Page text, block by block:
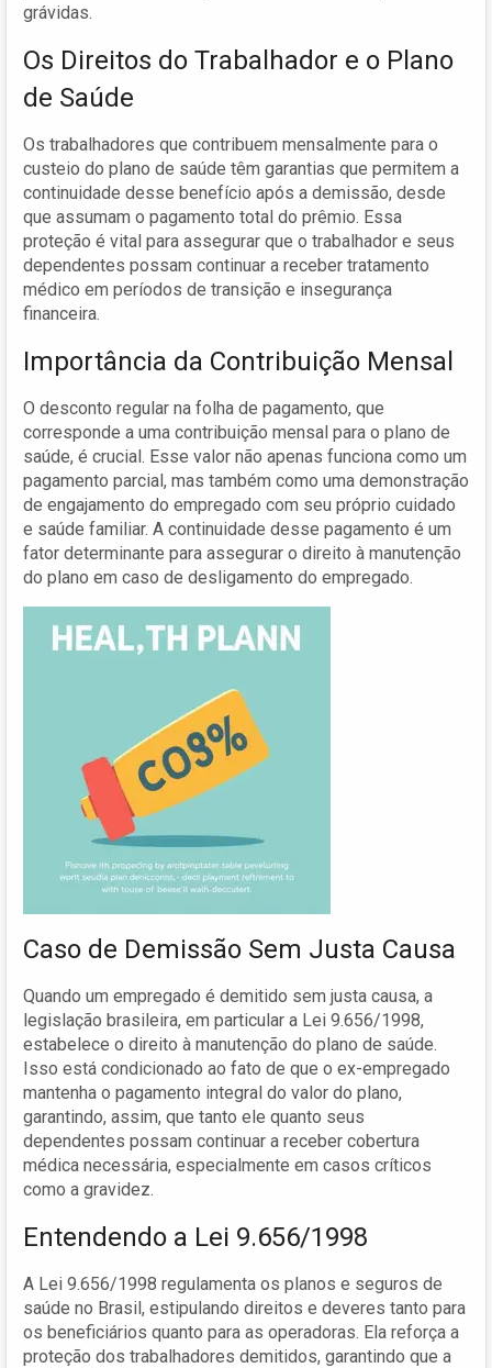
grávidas.
Os Direitos do Trabalhador e o Plano
de Saúde
Os trabalhadores que contribuem mensalmente para o
custeio do plano de saúde têm garantias que permitem a
continuidade desse benefício após a demissão, desde
que assumam o pagamento total do prêmio. Essa
proteção é vital para assegurar que o trabalhador e seus
dependentes possam continuar a receber tratamento
médico em períodos de transição e insegurança
financeira.
Importância da Contribuição Mensal
O desconto regular na folha de pagamento, que
corresponde a uma contribuição mensal para o plano de
saúde, é crucial. Esse valor não apenas funciona como um
pagamento parcial, mas também como uma demonstração
de engajamento do empregado com seu próprio cuidado
e saúde familiar. A continuidade desse pagamento é um
fator determinante para assegurar o direito à manutenção
do plano em caso de desligamento do empregado.
Caso de Demissão Sem Justa Causa
Quando um empregado é demitido sem justa causa, a
legislação brasileira, em particular a Lei 9.656/1998,
estabelece o direito à manutenção do plano de saúde.
Isso está condicionado ao fato de que o ex-empregado
mantenha o pagamento integral do valor do plano,
garantindo, assim, que tanto ele quanto seus
dependentes possam continuar a receber cobertura
médica necessária, especialmente em casos críticos
como a gravidez.
Entendendo a Lei 9.656/1998
A Lei 9.656/1998 regulamenta os planos e seguros de
saúde no Brasil, estipulando direitos e deveres tanto para
os beneficiários quanto para as operadoras. Ela reforça a
proteção dos trabalhadores demitidos, garantindo que a